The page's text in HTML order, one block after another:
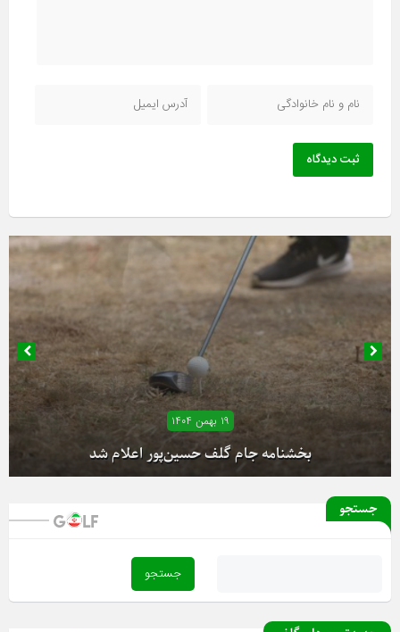
ثبت دیدگاه
۱۹ بهمن ۱۴۰۴
۱۸ بهمن ۱۴۰۴
آغاز دور رفت لیگ دسته یک بانوان از فردا
جستجو